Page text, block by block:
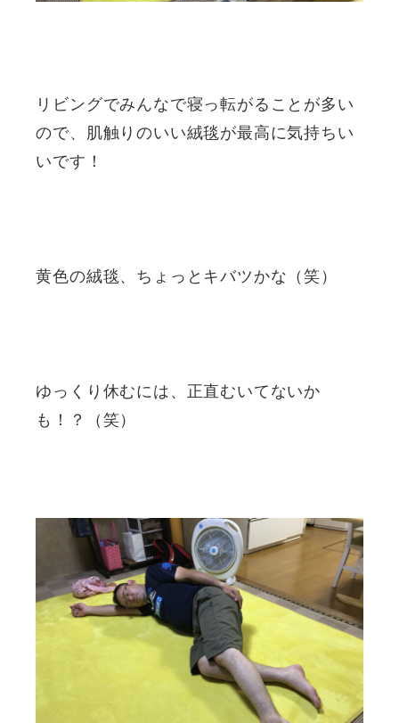
リビングでみんなで寝っ転がることが多い
ので、肌触りのいい絨毯が最高に気持ちい
いです！
黄色の絨毯、ちょっとキバツかな（笑）
ゆっくり休むには、正直むいてないか
も！？（笑）